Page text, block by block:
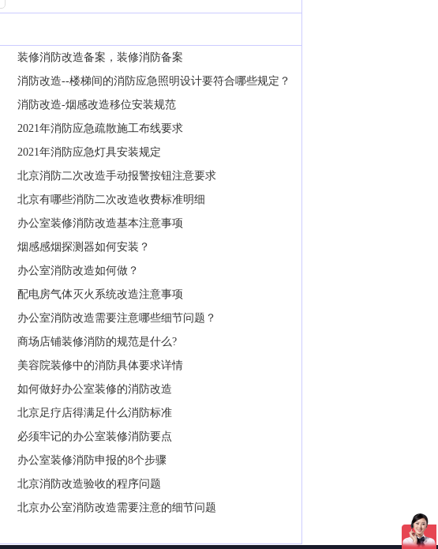
装修消防改造备案，装修消防备案
消防改造--楼梯间的消防应急照明设计要符合哪些规定？
消防改造-烟感改造移位安装规范
2021年消防应急疏散施工布线要求
2021年消防应急灯具安装规定
北京消防二次改造手动报警按钮注意要求
北京有哪些消防二次改造收费标准明细
办公室装修消防改造基本注意事项
烟感感烟探测器如何安装？
办公室消防改造如何做？
配电房气体灭火系统改造注意事项
办公室消防改造需要注意哪些细节问题？
商场店铺装修消防的规范是什么?
美容院装修中的消防具体要求详情
如何做好办公室装修的消防改造
北京足疗店得满足什么消防标准
必须牢记的办公室装修消防要点
办公室装修消防申报的8个步骤
北京消防改造验收的程序问题
北京办公室消防改造需要注意的细节问题